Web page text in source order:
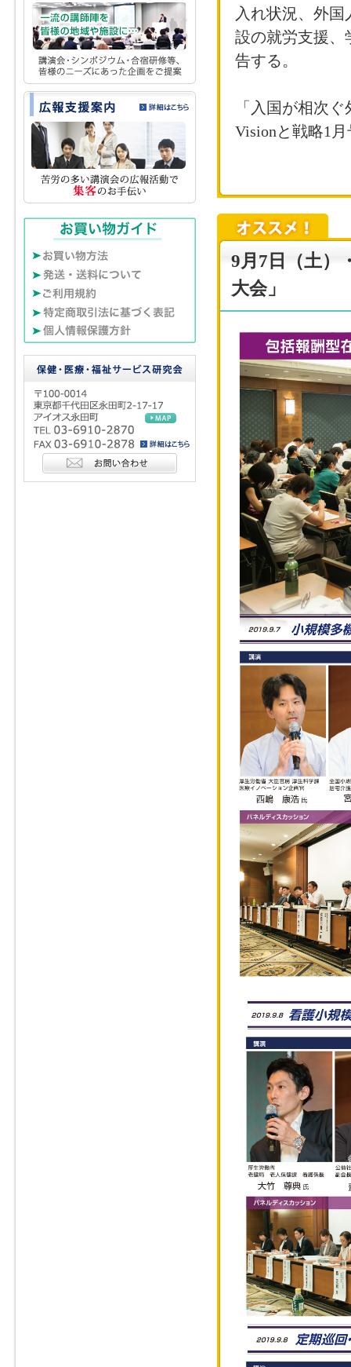
る」
「詳報! 改正医
探る」
「高齢者の尊厳
「義務化された
探る」
LIFE(CHASE・
業経営を探る
「2021年介護報
「コロナ禍にお
「2021年介護報
「認知症ケアの
「21年改定に向
「骨太方針2020
「新型コロナ禍
（補助金・給付
「コロナ禍で利
「青山メディカ
る」
「2021年介護報
「看多機の看取
「超高齢社会に
と新たな経営を
2020年診療報酬
経営
2020年診療報酬
「入国が相次ぐ
9月7日（土）・
【徹底討論】「
2019年8月24日
2019年9月『支
2019年6月15 日
ンポジウム』
2019年 4月21日
2019年4月 『大
2019年3月3日（
用シンポジウム
2019年1月27日(
の機能とその将
2019年1月27日(
入れ状況、外
設の就労支援、
告する。
「入国が相次
Visionと戦略1
9月7日（土）
大会」